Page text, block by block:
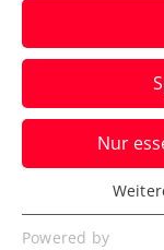
Advantage
Nur
Essenziell
Essenzielle
Powered by